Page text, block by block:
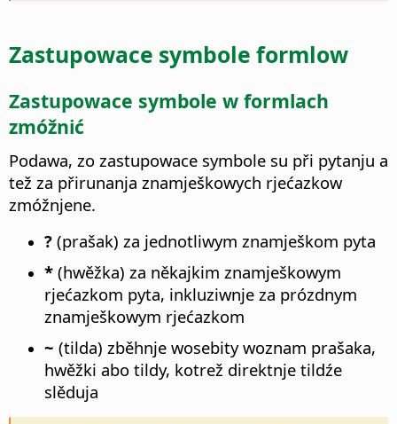
Zastupowace symbole formlow
Zastupowace symbole w formlach
zmóžnić
Podawa, zo zastupowace symbole su při pytanju a
tež za přirunanja znamješkowych rjećazkow
zmóžnjene.
? (prašak) za jednotliwym znamješkom pyta
* (hwěžka) za někajkim znamješkowym
rjećazkom pyta, inkluziwnje za prózdnym
znamješkowym rjećazkom
~ (tilda) zběhnje wosebity woznam prašaka,
hwěžki abo tildy, kotrež direktnje tildźe
slěduja